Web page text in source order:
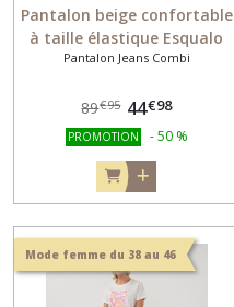
Pantalon beige confortable
à taille élastique Esqualo
05005
Pantalon Jeans Combi
89€95 44€98
PROMOTION -50 %
Mode femme du 38 au 46
TOP
DEBARDEUR
(10)
SHORT
PANTACOURT
PULL
(7)